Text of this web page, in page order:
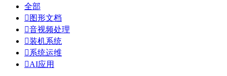
全部
 图形文档
音视频处理
装机系统
系统运维
AI应用